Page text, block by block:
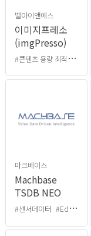
벨아이앤에스
이미지프레소
(imgPresso)
#
콘텐츠 용량 최적화
마크베이스
Machbase
TSDB NEO
#센서데이터 #Edge Computing